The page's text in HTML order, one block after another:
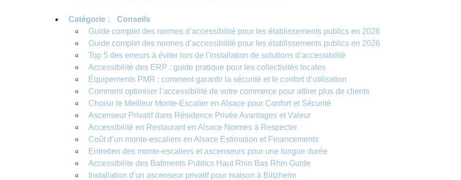
Catégorie :
Conseils
Guide complet des normes d’accessibilité pour les établissements publics en 2026
Guide complet des normes d’accessibilité pour les établissements publics en 2026
Top 5 des erreurs à éviter lors de l’installation de solutions d’accessibilité
Accessibilité des ERP : guide pratique pour les collectivités locales
Équipements PMR : comment garantir la sécurité et le confort d’utilisation
Comment optimiser l’accessibilité de votre commerce pour attirer plus de clients
Choisir le Meilleur Monte-Escalier en Alsace pour Confort et Sécurité
Ascenseur Privatif dans Résidence Privée Avantages et Valeur
Accessibilité en Restaurant en Alsace Normes à Respecter
Coût d’un monte‑escaliers en Alsace Estimation et Financements
Entretien des monte-escaliers et ascenseurs pour une longue durée
Accessibilite des Batiments Publics Haut Rhin Bas Rhin Guide
Installation d’un ascenseur privatif pour maison à Biltzheim